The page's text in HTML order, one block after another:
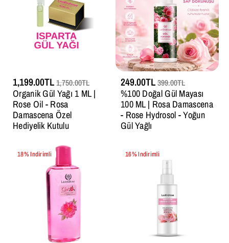
Organik Gül Yağı 1 ML |
Rose Oil - Rosa
Damascena Özel
Hediyelik Kutulu
1,199.00TL1,750.00TL
%100 Doğal Gül Mayası
100 ML | Rosa Damascena
- Rose Hydrosol - Yoğun
Gül Yağlı
249.00TL399.00TL
18% Indirimli 16% Indirimli